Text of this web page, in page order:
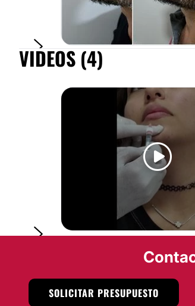
RINOMODELACIÓN
VIDEOS (4)
RELLENO DE LABIOS
SOLICITAR PRESUPUESTO